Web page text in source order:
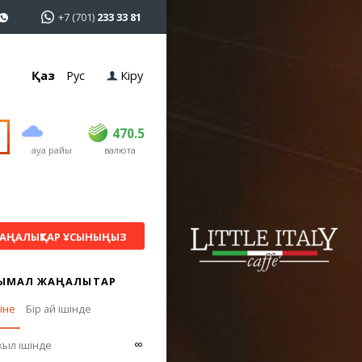
+7 (701) 233 33 81
Қаз Рус Кіру
ауа райы
470.5
USD 468.5 470.5
EUR валюта
ҰСЫНЫҢЫЗ
ЖАҢАЛЫҚТАР
Бір ай ішінде
ішінде ∞